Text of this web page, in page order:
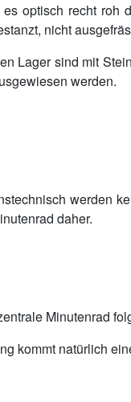
optisch recht roh
nicht
Lager sind mit
werden.
werden
daher.
Minutenrad
kommt natürlich